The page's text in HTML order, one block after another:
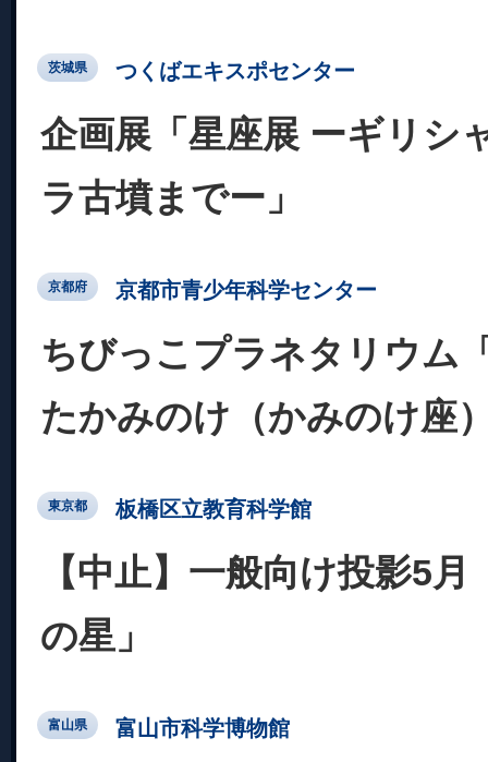
茨城県 つくばエキスポセンター
企画展「星座展 ーギリシ
ラ古墳までー」
京都府 京都市青少年科学センター
ちびっこプラネタリウム
たかみのけ（かみのけ座
東京都 板橋区立教育科学館
【中止】一般向け投影5
の星」
富山県 富山市科学博物館